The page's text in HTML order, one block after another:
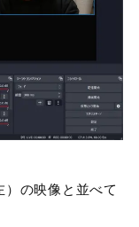
の映像と並べて